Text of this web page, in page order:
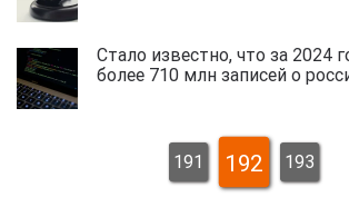
Стало известно, что за 2024
более 710 млн записей о
191 192 193